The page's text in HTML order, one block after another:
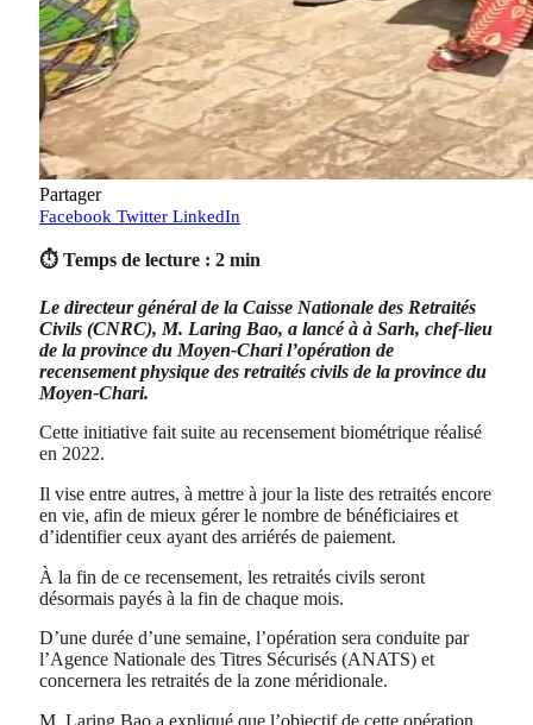
Partager
Facebook Twitter LinkedIn
⏱ Temps de lecture : 2 min
Le directeur général de la Caisse Nationale des Retraités
Civils (CNRC), M. Laring Bao, a lancé à à Sarh, chef-lieu
de la province du Moyen-Chari l’opération de
recensement physique des retraités civils de la province du
Moyen-Chari.
Cette initiative fait suite au recensement biométrique réalisé
en 2022.
Il vise entre autres, à mettre à jour la liste des retraités encore
en vie, afin de mieux gérer le nombre de bénéficiaires et
d’identifier ceux ayant des arriérés de paiement.
À la fin de ce recensement, les retraités civils seront
désormais payés à la fin de chaque mois.
D’une durée d’une semaine, l’opération sera conduite par
l’Agence Nationale des Titres Sécurisés (ANATS) et
concernera les retraités de la zone méridionale.
M. Laring Bao a expliqué que l’objectif de cette opération